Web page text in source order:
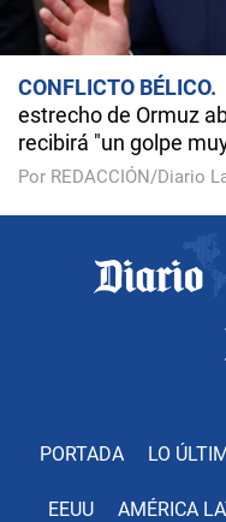
CONFLICTO BÉLICO
estrecho de Ormuz
recibirá "un golpe
Por REDACCIÓN/Diario
PORTADA LO
EEUU AMÉRICA